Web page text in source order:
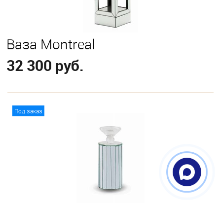
Ваза Montreal
32 300 руб.
Под заказ